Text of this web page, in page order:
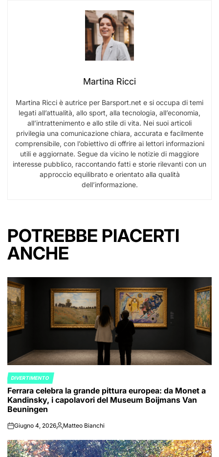
Martina Ricci
Martina Ricci è autrice per Barsport.net e si occupa di temi
legati all’attualità, allo sport, alla tecnologia, all’economia,
all’intrattenimento e allo stile di vita. Nei suoi articoli
privilegia una comunicazione chiara, accurata e facilmente
comprensibile, con l’obiettivo di offrire ai lettori informazioni
utili e aggiornate. Segue da vicino le notizie di maggiore
interesse pubblico, raccontando fatti e storie rilevanti con un
approccio equilibrato e orientato alla qualità
dell’informazione.
POTREBBE PIACERTI
ANCHE
POSTED
IN
DIVERTIMENTO
Ferrara celebra la grande pittura europea: da Monet a
Kandinsky, i capolavori del Museum Boijmans Van
Beuningen
onGiugno 4, 2026Posted
Matteo Bianchi